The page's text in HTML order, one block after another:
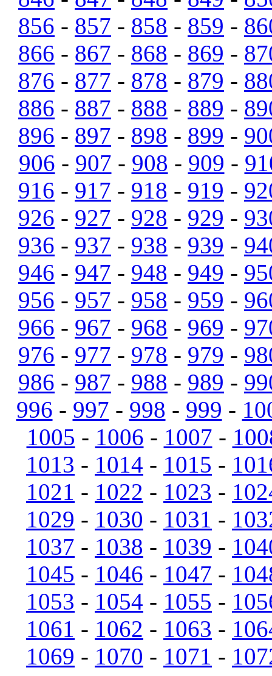
856 - 857 - 858 - 859 -
866 - 867 - 868 - 869 -
876 - 877 - 878 - 879 -
886 - 887 - 888 - 889 -
896 - 897 - 898 - 899 -
906 - 907 - 908 - 909 -
916 - 917 - 918 - 919 -
926 - 927 - 928 - 929 -
936 - 937 - 938 - 939 -
946 - 947 - 948 - 949 -
956 - 957 - 958 - 959 -
966 - 967 - 968 - 969 -
976 - 977 - 978 - 979 -
986 - 987 - 988 - 989 -
996 - 997 - 998 - 999 -
1005 - 1006 - 1007 -
1013 - 1014 - 1015 -
1021 - 1022 - 1023 -
1029 - 1030 - 1031 -
1037 - 1038 - 1039 -
1045 - 1046 - 1047 -
1053 - 1054 - 1055 -
1061 - 1062 - 1063 -
1069 - 1070 - 1071 -